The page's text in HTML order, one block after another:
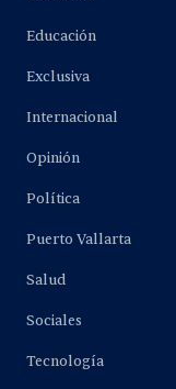
Educación
Exclusiva
Internacional
Opinión
Política
Puerto Vallarta
Salud
Sociales
Tecnología